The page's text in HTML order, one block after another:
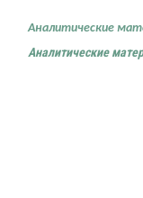
Аналитические
Аналитические